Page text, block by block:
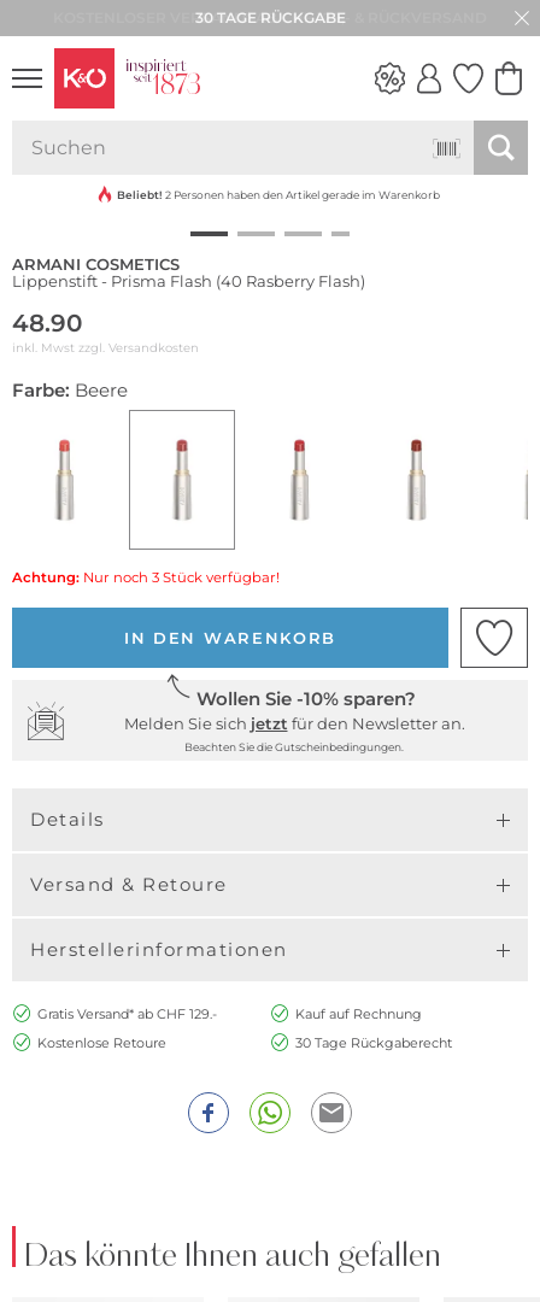
30 TAGE RÜCKGABE
VIBES
Beliebt! 2 Personen haben den Artikel gerade im Warenkorb
ARMANI COSMETICS
Lippenstift - Prisma Flash (40 Rasberry Flash)
48.90
inkl. Mwst zzgl. Versandkosten
Farbe: Beere
Achtung: Nur noch 3 Stück verfügbar!
IN DEN WARENKORB
Wollen Sie -10% sparen?
Melden Sie sich jetzt für den Newsletter an.
Beachten Sie die Gutscheinbedingungen.
Details
Versand & Retoure
Herstellerinformationen
Gratis Versand* ab CHF 129.-
Kauf auf Rechnung
Kostenlose Retoure
30 Tage Rückgaberecht
Das könnte Ihnen auch gefallen